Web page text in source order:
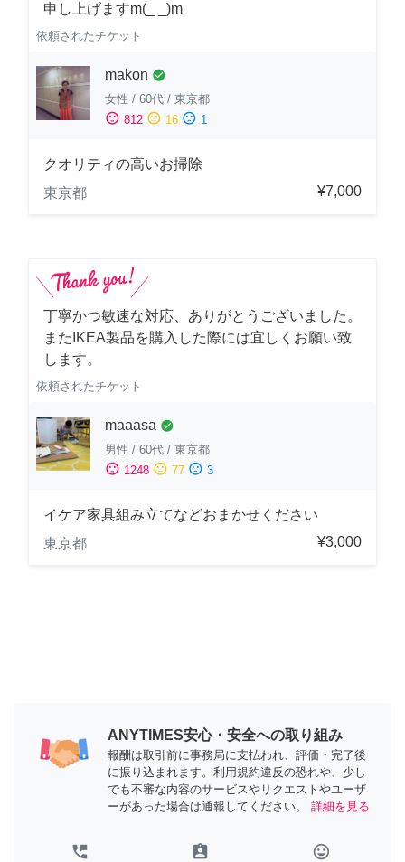
申し上げますm(_ _)m
依頼されたチケット
makon check_circle
女性 / 60代 / 東京都
sentiment_satisfied 812 sentiment_neutral 16 sentiment_dissatisfied 1
クオリティの高いお掃除
東京都
¥7,000
丁寧かつ敏速な対応、ありがとうございました。
またIKEA製品を購入した際には宜しくお願い致
します。
依頼されたチケット
maaasa check_circle
男性 / 60代 / 東京都
sentiment_satisfied 1248 sentiment_neutral 77 sentiment_dissatisfied 3
イケア家具組み立てなどおまかせください
東京都
¥3,000
ANYTIMES安心・安全への取り組み
報酬は取引前に事務局に支払われ、評価・完了後
に振り込まれます。利用規約違反の恐れや、少し
でも不審な内容のサービスやリクエストやユーザ
ーがあった場合は通報してください。
詳細を見る
perm_phone_msg assignment_ind tag_faces